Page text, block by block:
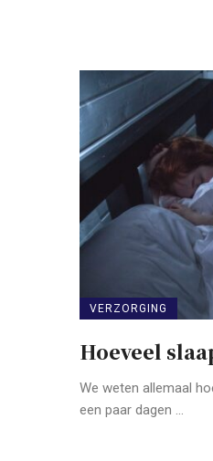
VERZORGING
Hoeveel
We weten allemaal
een paar dagen ...